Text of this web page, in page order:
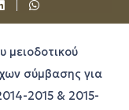
μειοδοτικού
σύμβασης για
2015 & 2015-